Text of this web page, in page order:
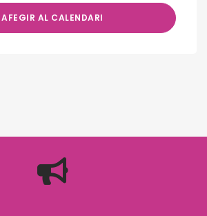
AFEGIR AL CALENDARI